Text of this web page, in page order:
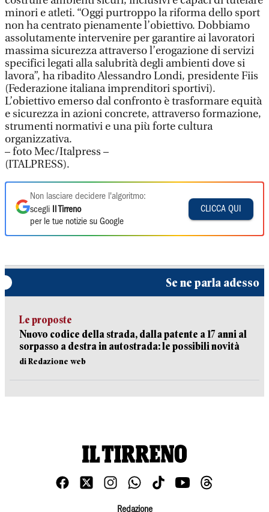
minori e atleti. “Oggi purtroppo la riforma dello sport
non ha centrato pienamente l’obiettivo. Dobbiamo
assolutamente intervenire per garantire ai lavoratori
massima sicurezza attraverso l’erogazione di servizi
specifici legati alla salubrità degli ambienti dove si
lavora”, ha ribadito Alessandro Londi, presidente Fiis
(Federazione italiana imprenditori sportivi).
L’obiettivo emerso dal confronto è trasformare equità
e sicurezza in azioni concrete, attraverso formazione,
strumenti normativi e una più forte cultura
organizzativa.
– foto Mec/Italpress –
(ITALPRESS).
Non lasciare decidere l'algoritmo:
scegli
Il Tirreno
per le tue notizie su Google
CLICCA QUI
Se ne parla adesso
Le proposte
Nuovo codice della strada, dalla patente a 17 anni al
sorpasso a destra in autostrada: le possibili novità
di Redazione web
Redazione